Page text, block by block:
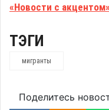
«Новости с акцентом»
ТЭГИ
мигранты
Поделитесь